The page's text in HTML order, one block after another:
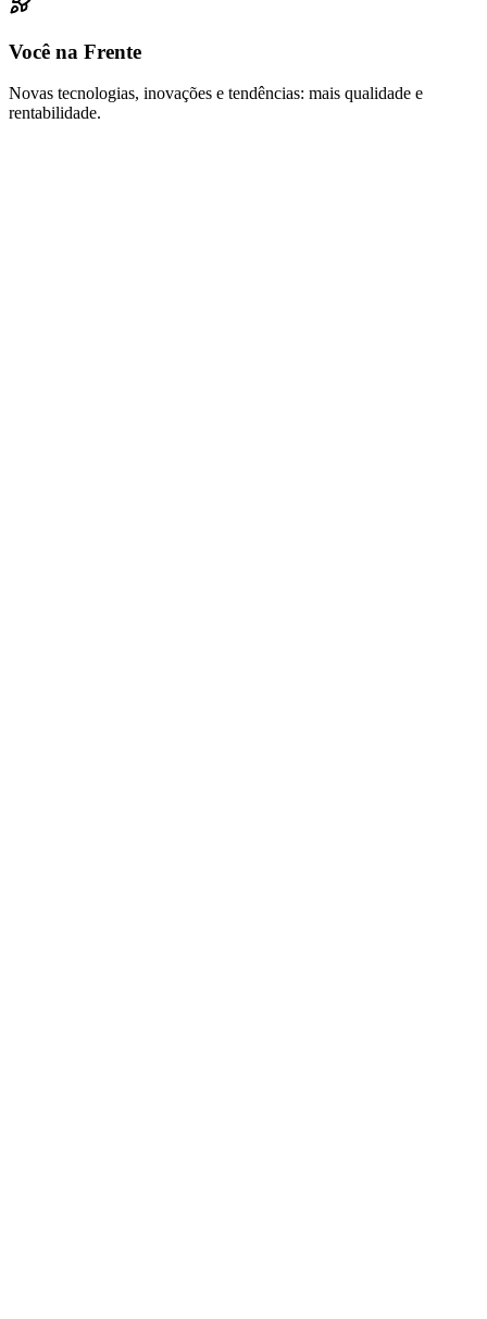
Você na Frente
Novas tecnologias, inovações e tendências: mais qualidade e
rentabilidade.